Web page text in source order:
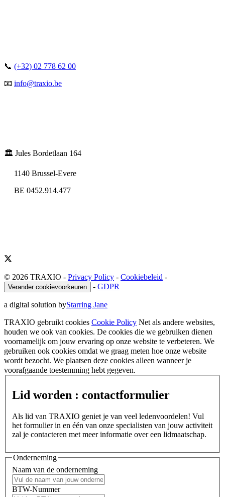
📞 (+32) 02 778 62 00
📧 info@traxio.be
🏛️ Jules Bordetlaan 164
1140 Brussel-Evere
BE 0452.914.477
© 2026 TRAXIO - Privacy Policy - Cookiebeleid -
Verander cookievoorkeuren - GDPR
a digital solution byStarring Jane
TRAXIO gebruikt cookies Cookie Policy Net als andere websites,
houden we ook van cookies. De cookies die we gebruiken dienen
voornamelijk om jouw ervaring op onze website te verbeteren. We
gebruiken ook cookies omdat we graag meten hoe onze website
wordt bezocht. We plaatsen deze cookies alleen wanneer je
voorafgaande toestemming hebt gegeven.
Lid worden : contactformulier
Als lid van TRAXIO geniet je van veel ledenvoordelen! Vul
het formulier in en één van onze specialisten van jouw activiteit
zal je contacteren met meer informatie over een lidmaatschap.
Onderneming
Naam van de onderneming
BTW-Nummer